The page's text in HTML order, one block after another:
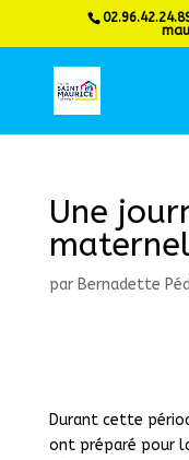
Une
par Bernadette
Durant cette
ont préparé pour